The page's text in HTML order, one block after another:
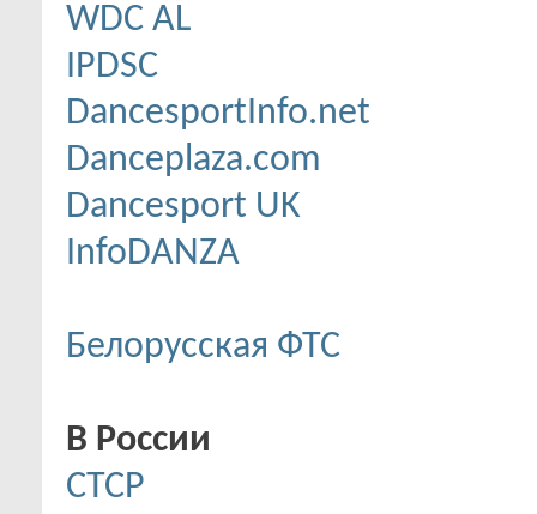
WDC AL
IPDSC
DancesportInfo.net
Danceplaza.com
Dancesport UK
InfoDANZA
Белорусская ФТС
В России
CТСР